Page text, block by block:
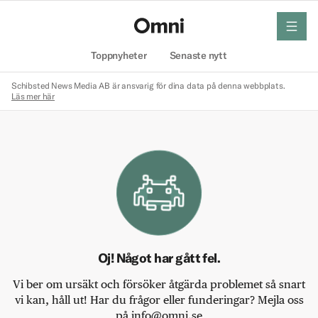
Toppnyheter Senaste nytt
meny
Schibsted News Media AB är ansvarig för dina data på denna webbplats.
Läs mer här
Oj! Något har gått fel.
Vi ber om ursäkt och försöker åtgärda problemet så snart
vi kan, håll ut! Har du frågor eller funderingar? Mejla oss